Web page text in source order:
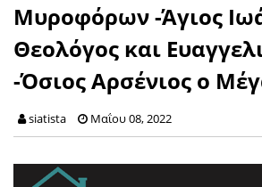
Μυροφόρων -Άγιος
Θεολόγος και
-Όσιος Αρσένιος ο
siatista Μαΐου 08, 2022